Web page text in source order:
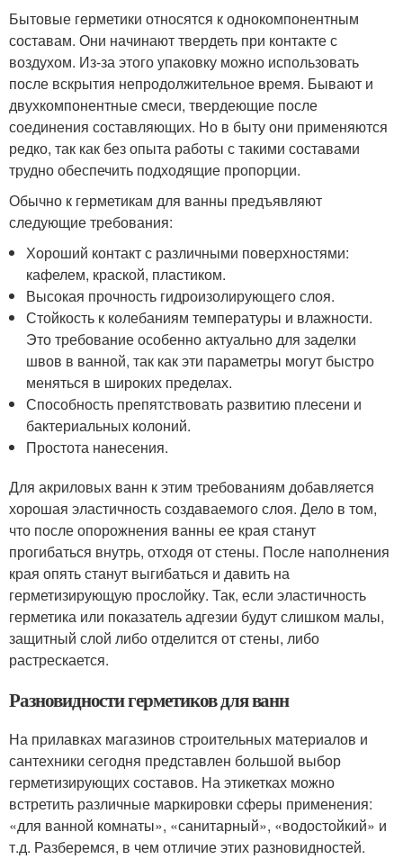
Бытовые герметики относятся к однокомпонентным
составам. Они начинают твердеть при контакте с
воздухом. Из-за этого упаковку можно использовать
после вскрытия непродолжительное время. Бывают и
двухкомпонентные смеси, твердеющие после
соединения составляющих. Но в быту они применяются
редко, так как без опыта работы с такими составами
трудно обеспечить подходящие пропорции.
Обычно к герметикам для ванны предъявляют
следующие требования:
Хороший контакт с различными поверхностями:
кафелем, краской, пластиком.
Высокая прочность гидроизолирующего слоя.
Стойкость к колебаниям температуры и влажности.
Это требование особенно актуально для заделки
швов в ванной, так как эти параметры могут быстро
меняться в широких пределах.
Способность препятствовать развитию плесени и
бактериальных колоний.
Простота нанесения.
Для акриловых ванн к этим требованиям добавляется
хорошая эластичность создаваемого слоя. Дело в том,
что после опорожнения ванны ее края станут
прогибаться внутрь, отходя от стены. После наполнения
края опять станут выгибаться и давить на
герметизирующую прослойку. Так, если эластичность
герметика или показатель адгезии будут слишком малы,
защитный слой либо отделится от стены, либо
растрескается.
Разновидности герметиков для ванн
На прилавках магазинов строительных материалов и
сантехники сегодня представлен большой выбор
герметизирующих составов. На этикетках можно
встретить различные маркировки сферы применения:
«для ванной комнаты», «санитарный», «водостойкий» и
т.д. Разберемся, в чем отличие этих разновидностей.